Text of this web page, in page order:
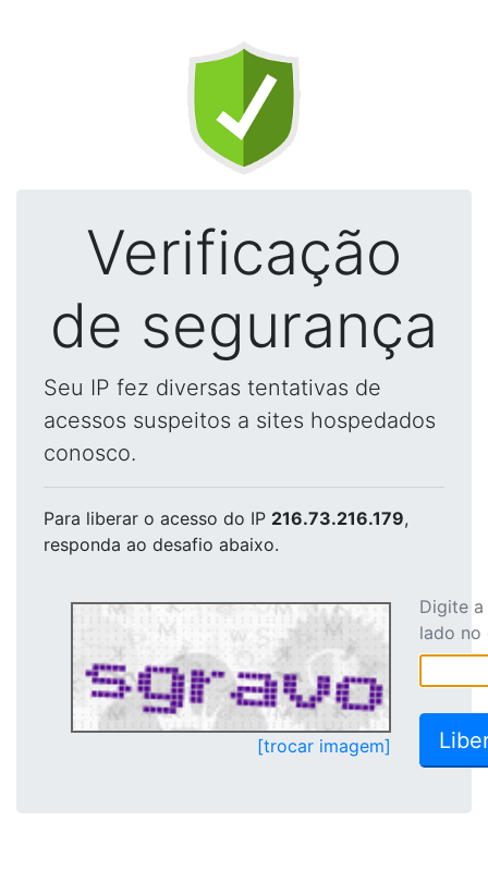
Verificação
de segurança
Seu IP fez diversas tentativas de
acessos suspeitos a sites hospedados
conosco.
Para liberar o acesso do IP 216.73.216.179,
responda ao desafio abaixo.
[trocar imagem]
Digite
lado no